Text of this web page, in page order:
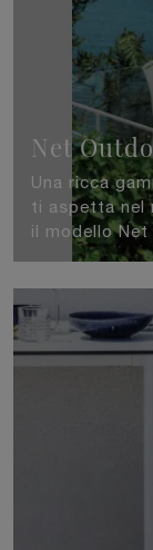
Net
Una ricca
ti aspetta nel
il modello